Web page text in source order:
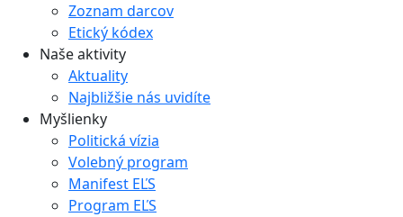
Zoznam darcov
Etický kódex
Naše aktivity
Aktuality
Najbližšie nás uvidíte
Myšlienky
Politická vízia
Volebný program
Manifest EĽS
Program EĽS